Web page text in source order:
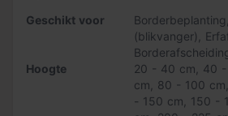
windgevoelig. Wij adviseren bij het
laurierhaag Pokon aanplantgrond
Het is raadzaam de ‘Angustifolia’
snoeien. De eerste keer vóór 21 juni
Geschikt voor Borderbeplanting
(blikvanger)
Hoogte
20 - 40 cm 40
cm
80 - 100 cm
- 150 cm
150 -